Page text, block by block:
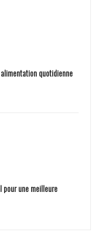
quotidienne
pour une meilleure